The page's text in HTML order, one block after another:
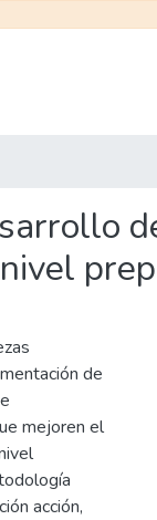
de
mejoren el
acción,